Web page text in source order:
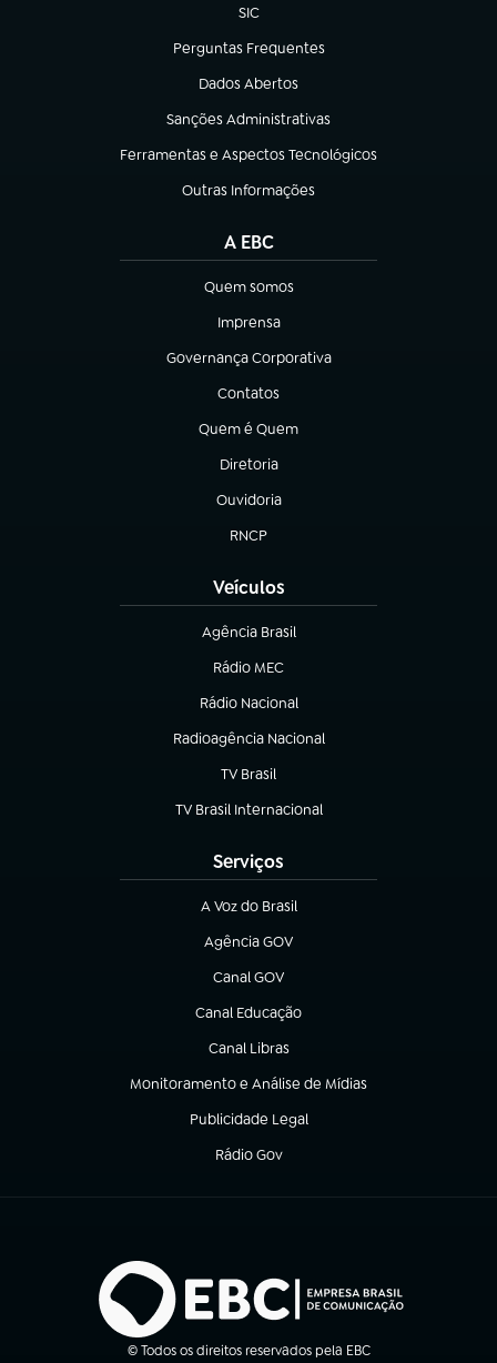
SIC
(abre em nova aba)
Perguntas Frequentes
(abre em nova aba)
Dados Abertos
(abre em nova aba)
Sanções Administrativas
(abre em nova aba)
Ferramentas e Aspectos Tecnológicos
(abre em nova aba)
Outras Informações
(abre em nova aba)
A EBC
Quem somos
(abre em nova aba)
Imprensa
(abre em nova aba)
Governança Corporativa
(abre em nova aba)
Contatos
(abre em nova aba)
Quem é Quem
(abre em nova aba)
Diretoria
(abre em nova aba)
Ouvidoria
(abre em nova aba)
RNCP
(abre em nova aba)
Veículos
Agência Brasil
(abre em nova aba)
Rádio MEC
(abre em nova aba)
Rádio Nacional
Radioagência Nacional
(abre em nova aba)
TV Brasil
(abre em nova aba)
TV Brasil Internacional
(abre em nova aba)
Serviços
A Voz do Brasil
(abre em nova aba)
Agência GOV
(abre em nova aba)
Canal GOV
(abre em nova aba)
Canal Educação
(abre em nova aba)
Canal Libras
(abre em nova aba)
Monitoramento e Análise de Mídias
(abre em nova aba)
Publicidade Legal
(abre em nova aba)
Rádio Gov
(abre em nova aba)
© Todos os direitos reservados pela EBC